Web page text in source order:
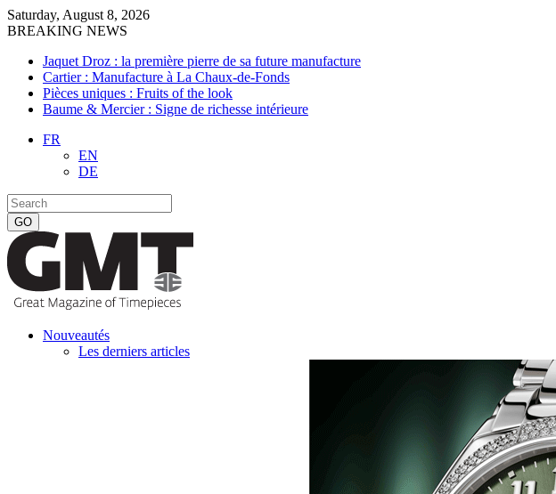
Saturday, August 8, 2026
BREAKING NEWS
Jaquet Droz : la première pierre de sa future manufacture
Cartier : Manufacture à La Chaux-de-Fonds
Pièces uniques : Fruits of the look
Baume & Mercier : Signe de richesse intérieure
FR
EN
DE
Nouveautés
Les derniers articles